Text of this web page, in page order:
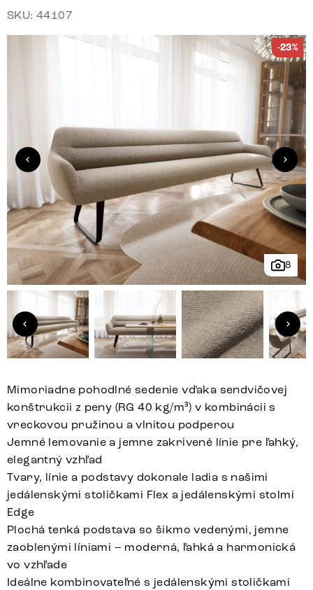
SKU: 44107
8
-23%
Mimoriadne pohodlné sedenie vďaka sendvičovej
konštrukcii z peny (RG 40 kg/m³) v kombinácii s
vreckovou pružinou a vlnitou podperou
Jemné lemovanie a jemne zakrivené línie pre ľahký,
elegantný vzhľad
Tvary, línie a podstavy dokonale ladia s našimi
jedálenskými stoličkami Flex a jedálenskými stolmi
Edge
Plochá tenká podstava so šikmo vedenými, jemne
zaoblenými líniami – moderná, ľahká a harmonická
vo vzhľade
Ideálne kombinovateľné s jedálenskými stoličkami